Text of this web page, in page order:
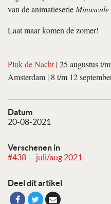
Datum
20-08-2021
Verschenen in
#438 — juli/aug 2021
Deel dit artikel
van de animatieserie Minuscule
Laat maar komen de zomer!
Pluk de Nacht| 25 augustus t/
Amsterdam | 8 t/m 12